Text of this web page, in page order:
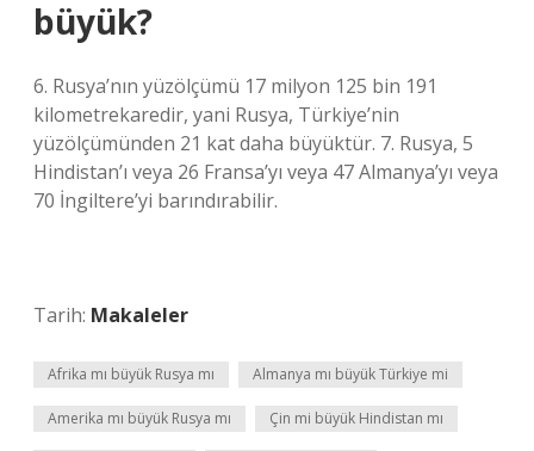
büyük?
6. Rusya’nın yüzölçümü 17 milyon 125 bin 191
kilometrekaredir, yani Rusya, Türkiye’nin
yüzölçümünden 21 kat daha büyüktür. 7. Rusya, 5
Hindistan’ı veya 26 Fransa’yı veya 47 Almanya’yı veya
70 İngiltere’yi barındırabilir.
Tarih: Makaleler
Afrika mı büyük Rusya mı Almanya mı büyük Türkiye mi
Amerika mı büyük Rusya mı Çin mi büyük Hindistan mı